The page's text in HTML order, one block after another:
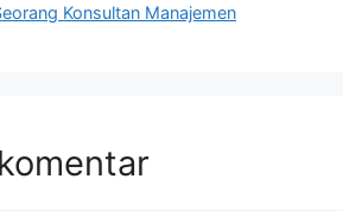
Konsultan Manajemen